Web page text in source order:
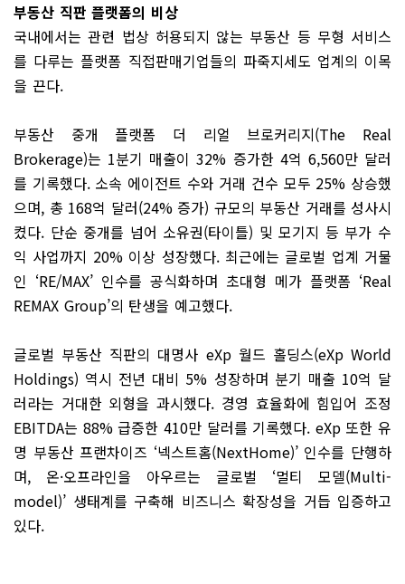
부동산 직판 플랫폼의 비상
국내에서는 관련 법상 허용되지 않는 부동산 등 무형 서비스
를 다루는 플랫폼 직접판매기업들의 파죽지세도 업계의 이목
을 끈다.
부동산 중개 플랫폼 더 리얼 브로커리지(The Real
Brokerage)는 1분기 매출이 32% 증가한 4억 6,560만 달러
를 기록했다. 소속 에이전트 수와 거래 건수 모두 25% 상승했
으며, 총 168억 달러(24% 증가) 규모의 부동산 거래를 성사시
켰다. 단순 중개를 넘어 소유권(타이틀) 및 모기지 등 부가 수
익 사업까지 20% 이상 성장했다. 최근에는 글로벌 업계 거물
인 ‘RE/MAX’ 인수를 공식화하며 초대형 메가 플랫폼 ‘Real
REMAX Group’의 탄생을 예고했다.
글로벌 부동산 직판의 대명사 eXp 월드 홀딩스(eXp World
Holdings) 역시 전년 대비 5% 성장하며 분기 매출 10억 달
러라는 거대한 외형을 과시했다. 경영 효율화에 힘입어 조정
EBITDA는 88% 급증한 410만 달러를 기록했다. eXp 또한 유
명 부동산 프랜차이즈 ‘넥스트홈(NextHome)’ 인수를 단행하
며, 온·오프라인을 아우르는 글로벌 ‘멀티 모델(Multi-
model)’ 생태계를 구축해 비즈니스 확장성을 거듭 입증하고
있다.